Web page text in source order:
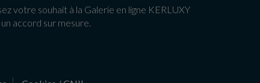
votre souhait à la Galerie en ligne KERLUXY
accord sur mesure.